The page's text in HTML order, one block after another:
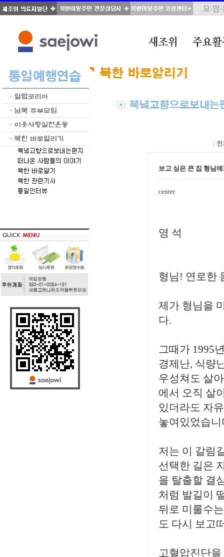
:
보고 싶은 큰 집 형님
center
영 석
형님! 연로한
제가 형님을
다.
그때가 1995
경제난, 식량
우성쳐도 살
에서 오직 살
있더라도 자
놓여있었습니
저는 이 갈림
선택한 길은
을 탈출할 결
처럼 발길이
뒤로 미룰수
도 다시 보고
고혈압진단